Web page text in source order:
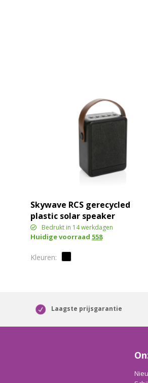
Skywave RCS gerecycled
plastic solar speaker
12WBedrukt in 14 werkdagen
Huidige voorraad 558
Laagste prijsgarantie